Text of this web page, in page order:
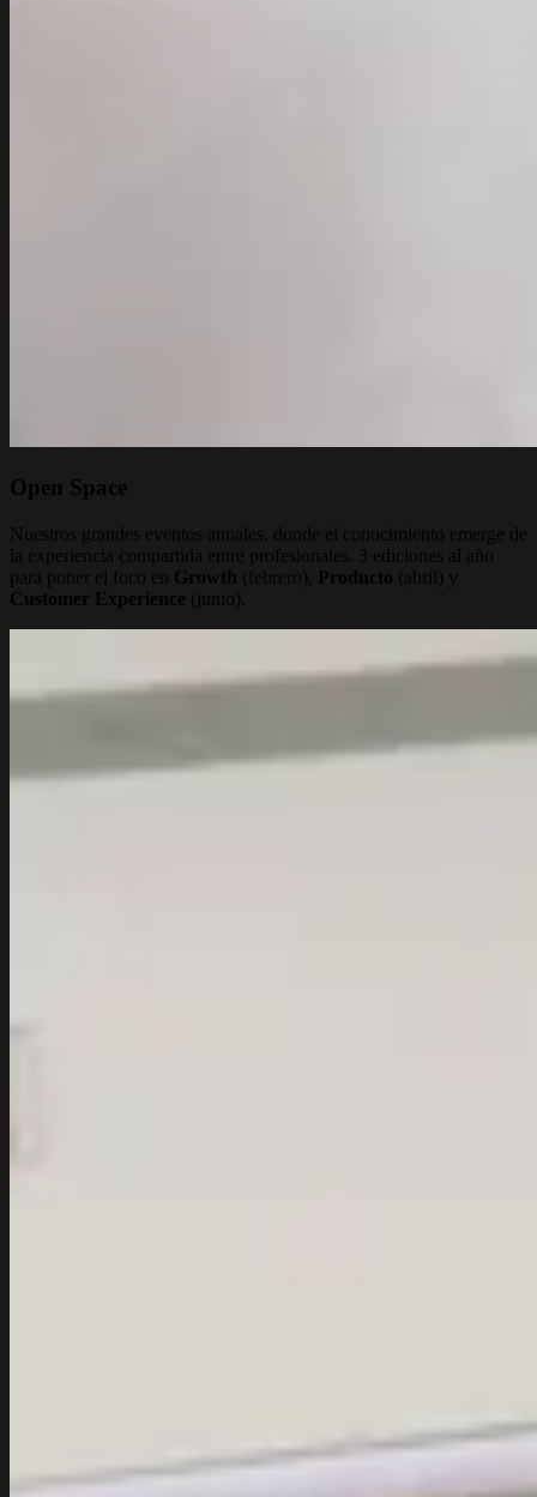
Open Space
Nuestros grandes eventos anuales, donde el conocimiento emerge de
la experiencia compartida entre profesionales. 3 ediciones al año
para poner el foco en Growth (febrero), Producto (abril) y
Customer Experience (junio).